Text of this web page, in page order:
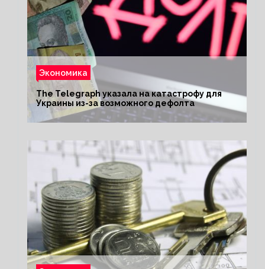
Экономика
The Telegraph указала на катастрофу для
Украины из-за возможного дефолта